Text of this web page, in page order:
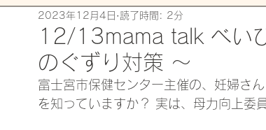
スタッフのつぶやき 開催告知
12/13mama talk べい
のぐずり対策 ～
2023年12月4日 読了時間: 2分
富士宮市保健センター主催の、妊婦さ
を知っていますか？ 実は、母力向上委